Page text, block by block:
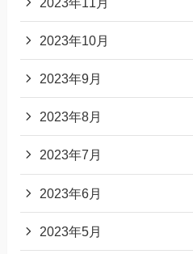
2023年10月
2023年9月
2023年8月
2023年7月
2023年6月
2023年5月